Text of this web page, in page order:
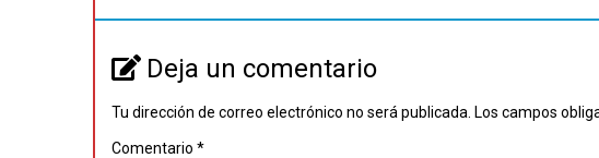
Deja un comentario
Tu dirección de correo electrónico no será publicada. Los campos
Comentario *